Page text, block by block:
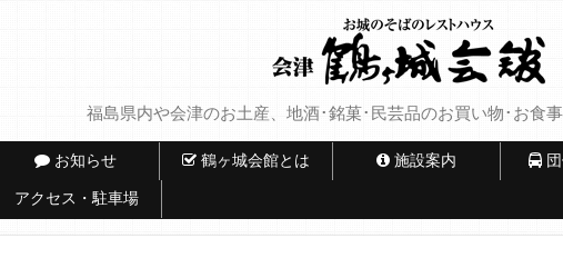
福島県内や会津のお土産、地酒･銘菓･民芸品のお買い物･お食
お知らせ 鶴ヶ城会館とは 施設案内
アクセス・駐車場